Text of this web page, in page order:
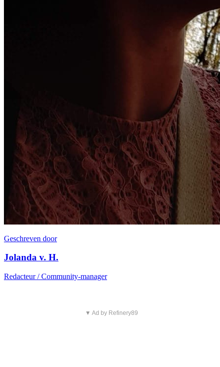
Geschreven door
Jolanda v. H.
Redacteur / Community-manager
▼ Ad by Refinery89